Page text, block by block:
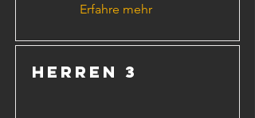
Erfahre mehr
Herren 3